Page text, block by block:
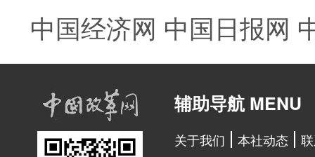
中国经济网 中国日报网
辅助导航 MENU
关于我们 本社动态